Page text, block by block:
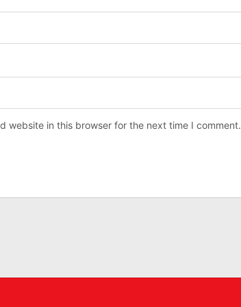
website in this browser for the next time I comment.